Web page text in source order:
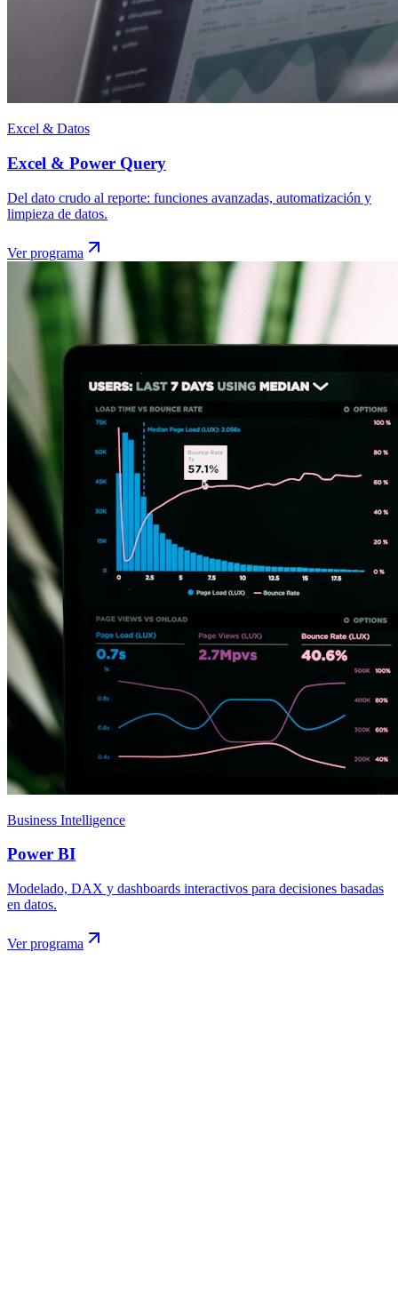
Excel & Datos
Excel & Power Query
Del dato crudo al reporte: funciones avanzadas, automatización y
limpieza de datos.
Ver programa
Business Intelligence
Power BI
Modelado, DAX y dashboards interactivos para decisiones basadas
en datos.
Ver programa